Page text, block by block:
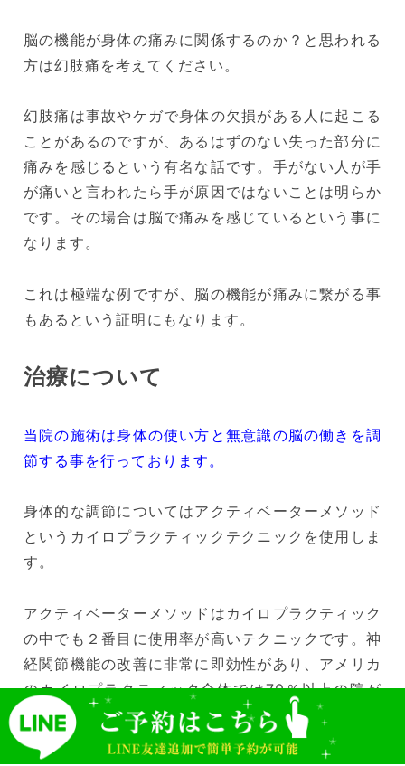
脳の機能が身体の痛みに関係するのか？と思われる
方は幻肢痛を考えてください。
幻肢痛は事故やケガで身体の欠損がある人に起こる
ことがあるのですが、あるはずのない失った部分に
痛みを感じるという有名な話です。手がない人が手
が痛いと言われたら手が原因ではないことは明らか
です。その場合は脳で痛みを感じているという事に
なります。
これは極端な例ですが、脳の機能が痛みに繋がる事
もあるという証明にもなります。
治療について
当院の施術は身体の使い方と無意識の脳の働きを調
節する事を行っております。
身体的な調節についてはアクティベーターメソッド
というカイロプラクティックテクニックを使用しま
す。
アクティベーターメソッドはカイロプラクティック
の中でも２番目に使用率が高いテクニックです。神
経関節機能の改善に非常に即効性があり、アメリカ
のカイロプラクティック全体では70％以上の院が
取り入れています。器具を使用しての施術ですが殆
ど痛みはありません。
LINEバナー